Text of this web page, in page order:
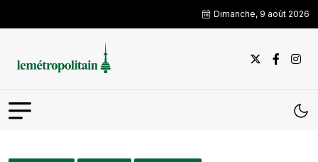
Dimanche, 9 août 2026